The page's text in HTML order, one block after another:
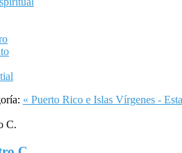
« Puerto Rico e Islas Vírgenes -